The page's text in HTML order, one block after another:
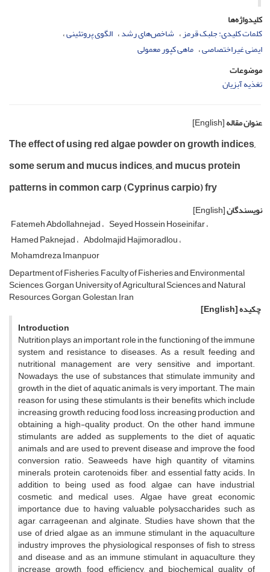
کلیدواژه‌ها
کلمات کلیدی: جلبک قرمز شاخص‌های رشد الگوی پروتئینی
ایمنی غیراختصاصی ماهی کپور معمولی
موضوعات
تغذیه آبزیان
عنوان مقاله[English]
The effect of using red algae powder on growth indices,
some serum and mucus indices, and mucus protein
patterns in common carp (Cyprinus carpio) fry
نویسندگان[English]
Fatemeh Abdollahnejad Seyed Hossein Hoseinifar
Hamed Paknejad Abdolmajid Hajimoradlou
Mohamdreza Imanpuor
Department of Fisheries, Faculty of Fisheries and Environmental
Sciences, Gorgan University of Agricultural Sciences and Natural
Resources, Gorgan, Golestan, Iran
چکیده[English]
Introduction
Nutrition plays an important role in the functioning of the immune
system and resistance to diseases. As a result, feeding and
nutritional management are very sensitive and important.
Nowadays, the use of substances that stimulate immunity and
growth in the diet of aquatic animals is very important. The main
reason for using these stimulants is their benefits, which include
increasing growth, reducing food loss, increasing production, and
obtaining a high-quality product. On the other hand, immune
stimulants are added as supplements to the diet of aquatic
animals and are used to prevent disease and improve the food
conversion ratio. Seaweeds have high quantity of vitamins,
minerals, protein, carotenoids, fiber, and essential fatty acids. In
addition to being used as food, algae can have industrial,
cosmetic, and medical uses. Algae have great economic
importance due to having valuable polysaccharides such as
agar, carrageenan, and alginate. Studies have shown that the
use of dried algae as an immune stimulant in the aquaculture
industry improves the physiological responses of fish to stress
and disease, and as an immune stimulant in aquaculture, they